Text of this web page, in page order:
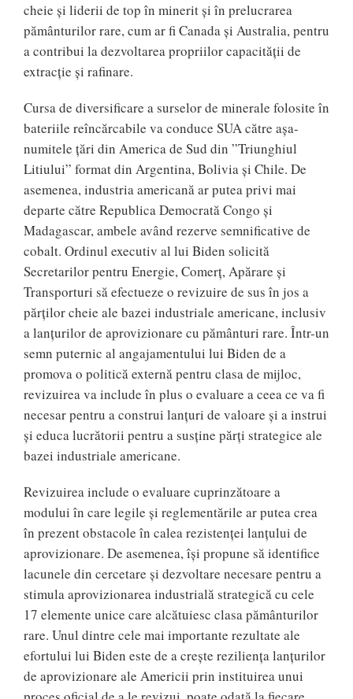
cheie şi liderii de top în minerit şi în prelucrarea
pământurilor rare, cum ar fi Canada şi Australia, pentru
a contribui la dezvoltarea propriilor capacităţii de
extracţie şi rafinare.
Cursa de diversificare a surselor de minerale folosite în
bateriile reîncărcabile va conduce SUA către aşa-
numitele ţări din America de Sud din ”Triunghiul
Litiului” format din Argentina, Bolivia şi Chile. De
asemenea, industria americană ar putea privi mai
departe către Republica Democrată Congo şi
Madagascar, ambele având rezerve semnificative de
cobalt. Ordinul executiv al lui Biden solicită
Secretarilor pentru Energie, Comerţ, Apărare şi
Transporturi să efectueze o revizuire de sus în jos a
părţilor cheie ale bazei industriale americane, inclusiv
a lanţurilor de aprovizionare cu pământuri rare. Într-un
semn puternic al angajamentului lui Biden de a
promova o politică externă pentru clasa de mijloc,
revizuirea va include în plus o evaluare a ceea ce va fi
necesar pentru a construi lanţuri de valoare şi a instrui
şi educa lucrătorii pentru a susţine părţi strategice ale
bazei industriale americane.
Revizuirea include o evaluare cuprinzătoare a
modului în care legile şi reglementările ar putea crea
în prezent obstacole în calea rezistenţei lanţului de
aprovizionare. De asemenea, îşi propune să identifice
lacunele din cercetare şi dezvoltare necesare pentru a
stimula aprovizionarea industrială strategică cu cele
17 elemente unice care alcătuiesc clasa pământurilor
rare. Unul dintre cele mai importante rezultate ale
efortului lui Biden este de a creşte rezilienţa lanţurilor
de aprovizionare ale Americii prin instituirea unui